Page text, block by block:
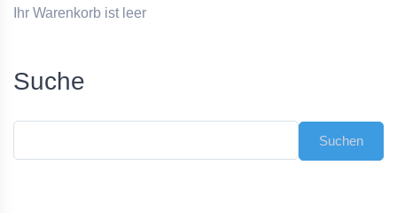
Ihr Warenkorb ist leer
Suche